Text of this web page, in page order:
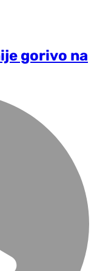
gorivo na